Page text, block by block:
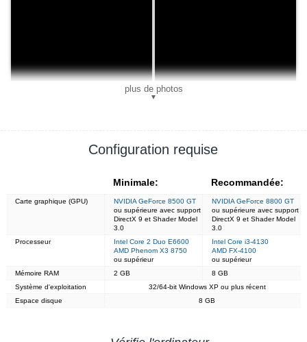
plus de photos
▼
Configuration requise
Minimale: Recommandée:
Carte graphique (GPU)
NVIDIA GeForce 8500 GT
ou supérieure avec support
DirectX 9 et Shader Model
3.0
NVIDIA GeForce 8800 GT
ou supérieure avec support
DirectX 9 et Shader Model
3.0
Processeur
Intel Core 2 Duo E6600
AMD Phenom X3 8750
ou supérieur
Intel Core i3-4130
AMD FX-4100
ou supérieur
Mémoire RAM
2 GB
8 GB
Système d'exploitation
32/64-bit Windows XP ou plus récent
Espace disque
8 GB